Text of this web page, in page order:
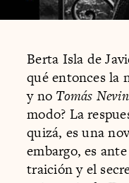
Berta Isla de
qué entonces la
y no Tomás
modo? La
quizá, es una
embargo, es
traición y el